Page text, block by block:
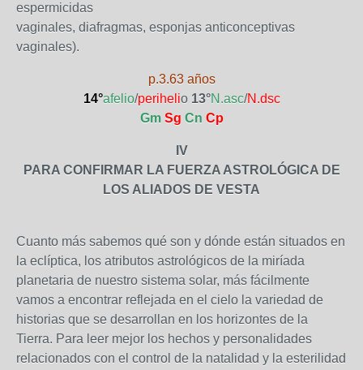
espermicidas
vaginales, diafragmas, esponjas anticonceptivas
vaginales).
p.3.63 años
14°afelio/perihelio 13°N.asc/N.dsc
Gm Sg Cn Cp
IV
PARA CONFIRMAR LA FUERZA ASTROLÓGICA DE
LOS ALIADOS DE VESTA
Cuanto más sabemos qué son y dónde están situados en
la eclíptica, los atributos astrológicos de la miríada
planetaria de nuestro sistema solar, más fácilmente
vamos a encontrar reflejada en el cielo la variedad de
historias que se desarrollan en los horizontes de la
Tierra. Para leer mejor los hechos y personalidades
relacionados con el control de la natalidad y la esterilidad